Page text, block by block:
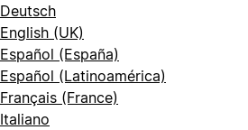
Deutsch
English (UK)
Español (España)
Español (Latinoamérica)
Français (France)
Italiano